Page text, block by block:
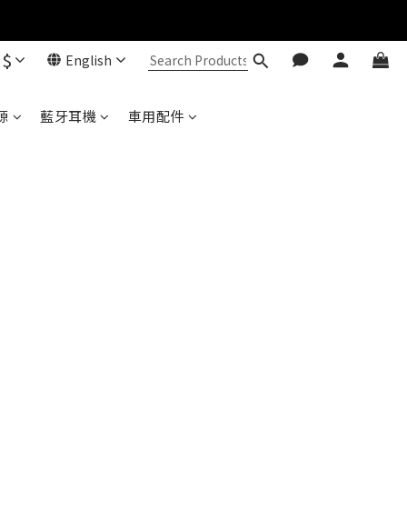
$ English
藍牙耳機 車用配件
商品導購 / 客服資訊